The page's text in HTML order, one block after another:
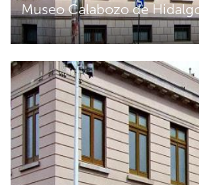
Museo Calabozo de